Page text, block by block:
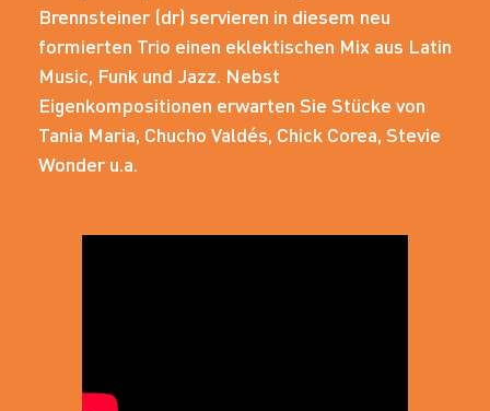
Brennsteiner (dr) servieren in diesem neu
formierten Trio einen eklektischen Mix aus Latin
Music, Funk und Jazz. Nebst
Eigenkompositionen erwarten Sie Stücke von
Tania Maria, Chucho Valdés, Chick Corea, Stevie
Wonder u.a.